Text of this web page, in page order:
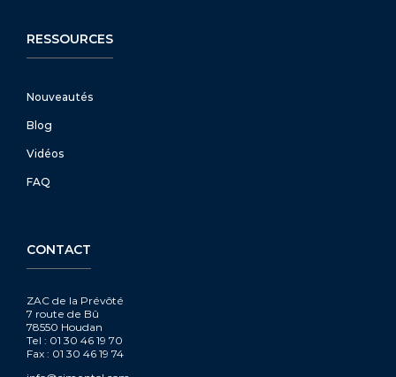
RESSOURCES
Nouveautés
Blog
Vidéos
FAQ
CONTACT
ZAC de la Prévôté
7 route de Bû
78550 Houdan
Tel : 01 30 46 19 70
Fax : 01 30 46 19 74